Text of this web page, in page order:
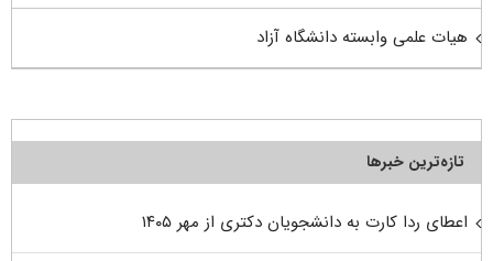
هیات علمی وابسته دانشگاه آزاد
تازه‌ترین خبرها
اعطای ردا کارت به دانشجویان دکتری از مهر ۱۴۰۵